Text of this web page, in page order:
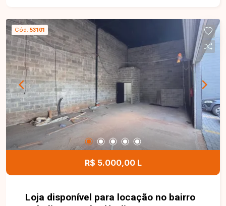
proporcionando alta visibilidade para a empresa
e fácil acesso aos clientes. O imóvel conta com
porta automatizada, banheiro acessível e 03
vagas de estacionamento, oferecendo
praticidade e comodidade para clientes e
colaboradores. Entre em contato para mais
informações e agende uma visita para conhecer
esta excelente oportunidade comercial.
Cód. 53101
R$ 5.000,00 L
Loja disponível para locação no bairro